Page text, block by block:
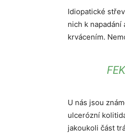
Idiopatické
nich k
krvácením.
U nás jsou
ulcerózní
jakoukoli část